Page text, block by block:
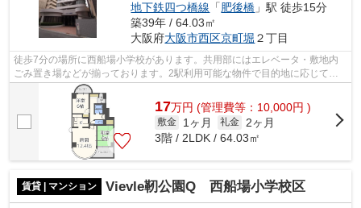
地下鉄四つ橋線 「肥後橋 」駅 徒歩15分
築39年 / 64.03㎡
大阪府大阪市西区京町堀 ２丁目
徒歩7分の場所に西船場小学校があります。共用部にはエレベータ・敷地内
ごみ置き場などが揃っております。2駅利用可能な物件で目的地に応じて路
線を選ぶことができます。こちらの物件...
17万円 (管理費等：10,000円 )
敷金 1ヶ月 礼金
2ヶ月
3階 / 2LDK / 64.03㎡
賃貸 | マンション Vievle靭公園Q 西船場小学校区